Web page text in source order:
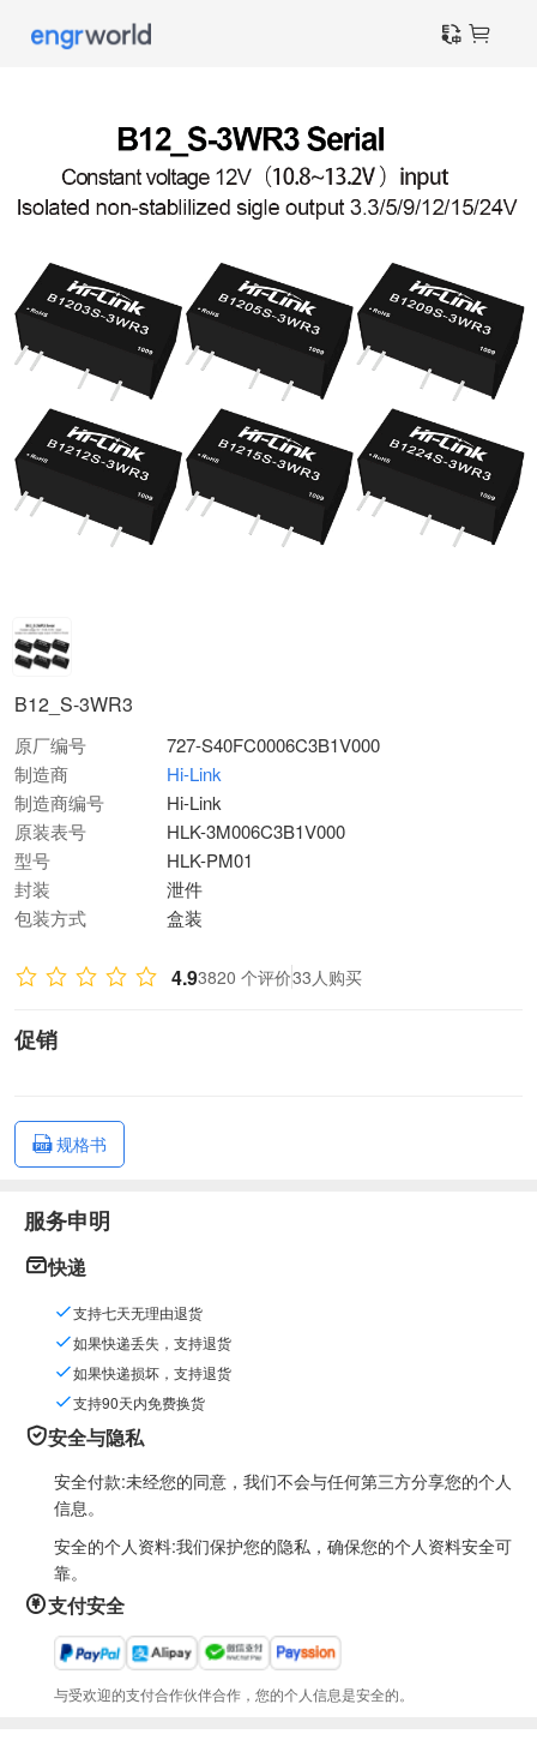
B12_S-3WR3
原厂编号
727-S40FC0006C3B1V000
制造商
Hi-Link
制造商编号
Hi-Link
原装表号
HLK-3M006C3B1V000
型号
HLK-PM01
封装
泄件
包装方式
盒装
4.93820 个评价33人购买
促销
规格书
服务申明
快递
支持七天无理由退货
如果快递丢失，支持退货
如果快递损坏，支持退货
支持90天内免费换货
安全与隐私
安全付款:未经您的同意，我们不会与任何第三方分享您的个人
信息。
安全的个人资料:我们保护您的隐私，确保您的个人资料安全可
靠。
支付安全
与受欢迎的支付合作伙伴合作，您的个人信息是安全的。